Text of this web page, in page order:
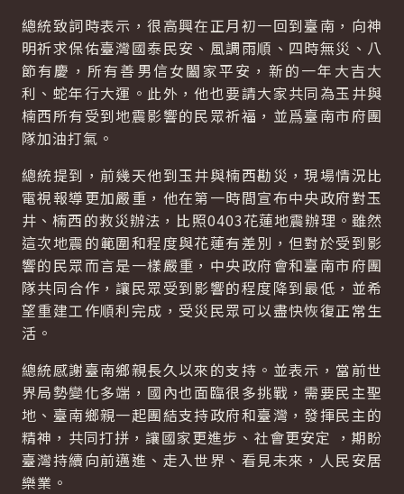
總統致詞時表示，很高興在正月初一回到臺南，向神
明祈求保佑臺灣國泰民安、風調雨順、四時無災、八
節有慶，所有善男信女闔家平安，新的一年大吉大
利、蛇年行大運。此外，他也要請大家共同為玉井與
楠西所有受到地震影響的民眾祈福，並爲臺南市府團
隊加油打氣。
總統提到，前幾天他到玉井與楠西勘災，現場情況比
電視報導更加嚴重，他在第一時間宣布中央政府對玉
井、楠西的救災辦法，比照0403花蓮地震辦理。雖然
這次地震的範圍和程度與花蓮有差別，但對於受到影
響的民眾而言是一樣嚴重，中央政府會和臺南市府團
隊共同合作，讓民眾受到影響的程度降到最低，並希
望重建工作順利完成，受災民眾可以盡快恢復正常生
活。
總統感謝臺南鄉親長久以來的支持。並表示，當前世
界局勢變化多端，國內也面臨很多挑戰，需要民主聖
地、臺南鄉親一起團結支持政府和臺灣，發揮民主的
精神，共同打拼，讓國家更進步、社會更安定 ，期盼
臺灣持續向前邁進、走入世界、看見未來，人民安居
樂業。